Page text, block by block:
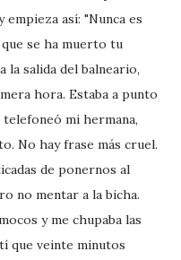
así: "Nunca es
se ha muerto tu
la salida del balneario,
hora. Estaba a punto
mi hermana,
No hay frase más cruel.
de ponernos al
no mentar a la bicha.
y me chupaba las
que veinte minutos